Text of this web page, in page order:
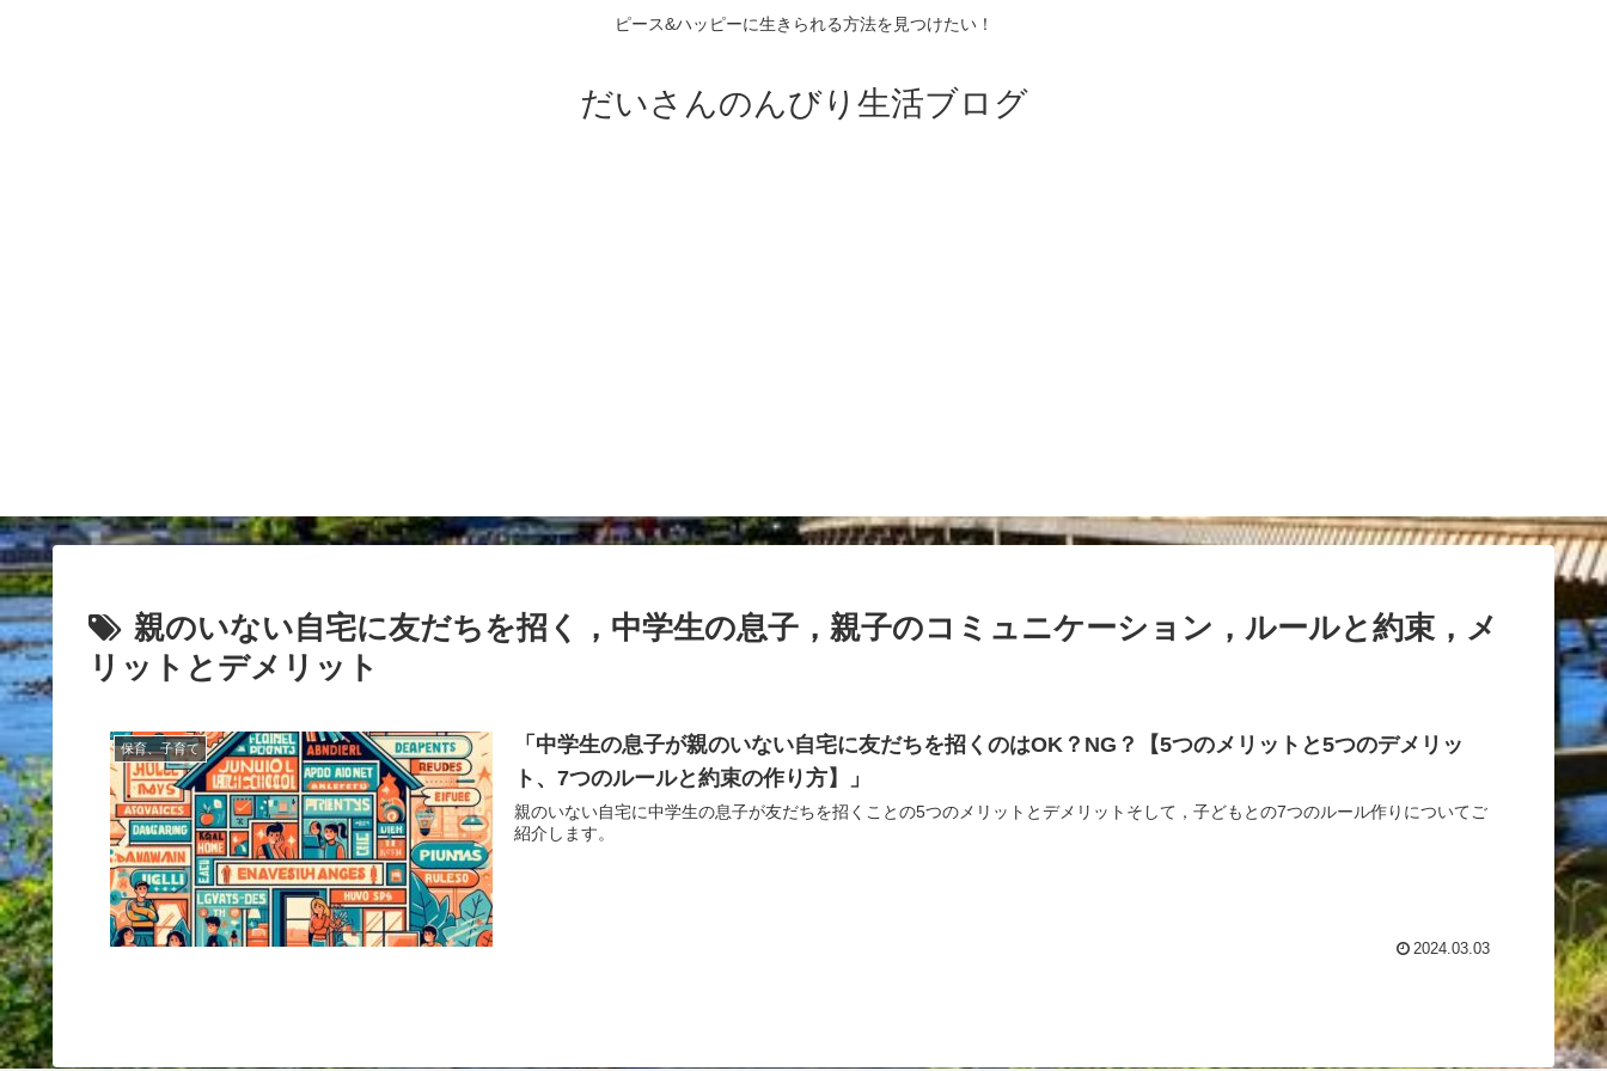
ピース&ハッピーに生きられる方法を見つけたい！
だいさんのんびり生活ブログ
親のいない自宅に友だちを招く，中学生の息子，親子のコミュニケーション，ルールと約束，メ
リットとデメリット
保育、子育て
「中学生の息子が親のいない自宅に友だちを招くのはOK？NG？【5つのメリットと5つのデメリッ
ト、7つのルールと約束の作り方】」
親のいない自宅に中学生の息子が友だちを招くことの5つのメリットとデメリットそして，子どもとの7つのルール作りについてご
紹介します。
2024.03.03